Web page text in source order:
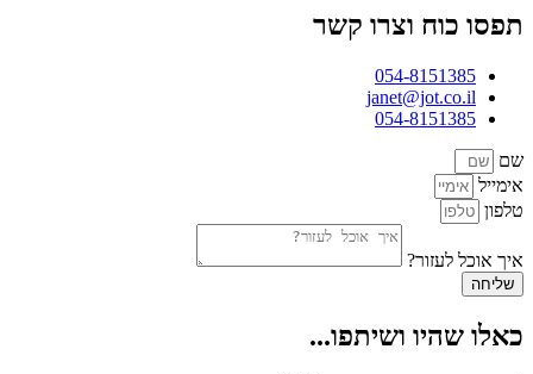
תפסו כוח וצרו קשר
054-8151385
janet@jot.co.il
054-8151385
שם
אימייל
טלפון
איך אוכל לעזור?
שליחה
כאלו שהיו ושיתפו...